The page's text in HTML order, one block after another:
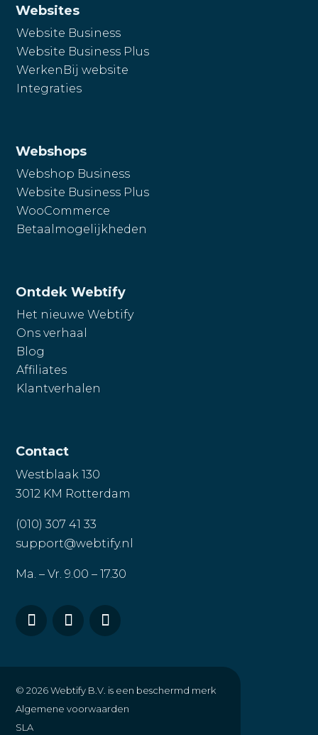
Websites
Website Business
Website Business Plus
WerkenBij website
Integraties
Webshops
Webshop Business
Website Business Plus
WooCommerce
Betaalmogelijkheden
Ontdek Webtify
Het nieuwe Webtify
Ons verhaal
Blog
Affiliates
Klantverhalen
Contact
Westblaak 130
3012 KM Rotterdam
(010) 307 41 33
support@webtify.nl
Ma. – Vr. 9.00 – 17.30
© 2026Webtify B.V. is een beschermd merk
Algemene voorwaarden
SLA